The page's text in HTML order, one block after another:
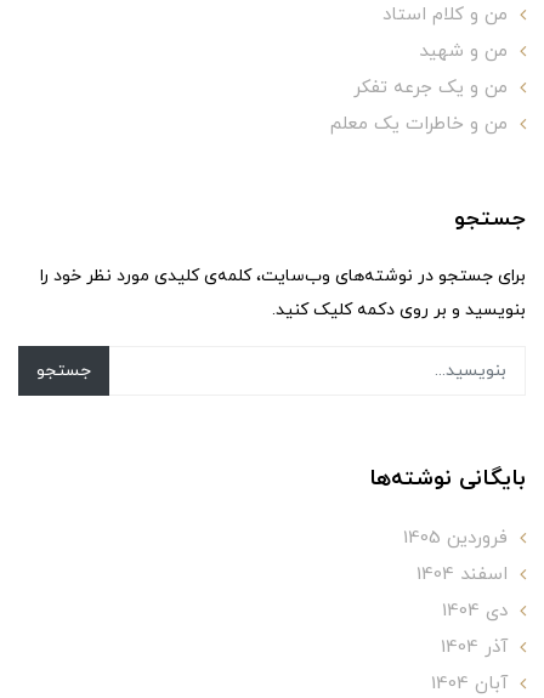
من و کلام استاد
من و شهید
من و یک جرعه تفکر
من و خاطرات یک معلم
جستجو
برای جستجو در نوشته‌های وب‌سایت، کلمه‌ی کلیدی مورد نظر خود را
بنویسید و بر روی دکمه کلیک کنید.
جستجو
بایگانی نوشته‌ها
فروردین 1405
اسفند 1404
دی 1404
آذر 1404
آبان 1404